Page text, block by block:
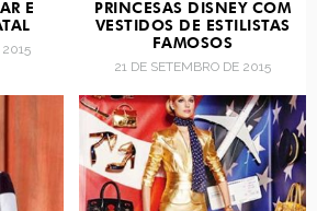
E
2015
PRINCESAS DISNEY COM
VESTIDOS DE ESTILISTAS
FAMOSOS
21 DE SETEMBRO DE 2015